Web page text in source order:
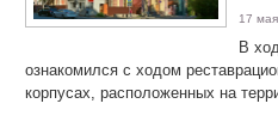
17
В
ознакомился с ходом
корпусах, расположенных на